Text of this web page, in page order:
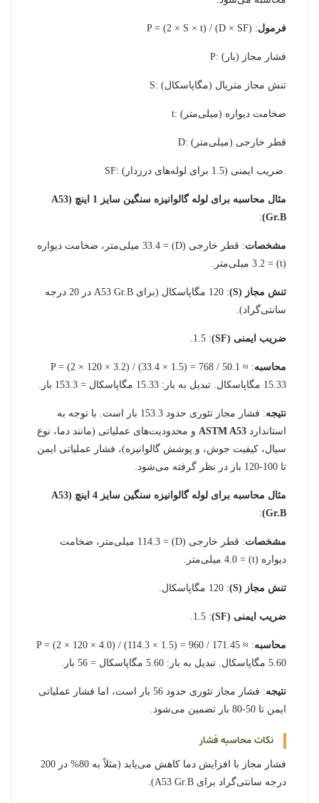
فرمول: P = (2 × S × t) / (D × SF)
P: فشار مجاز (بار)
S: تنش مجاز متریال (مگاپاسکال)
t: ضخامت دیواره (میلی‌متر)
D: قطر خارجی (میلی‌متر)
SF: ضریب ایمنی (1.5 برای لوله‌های درزدار).
مثال محاسبه برای لوله گالوانیزه سنگین سایز 1 اینچ (A53
Gr.B)
:
مشخصات
: قطر خارجی (D) = 33.4 میلی‌متر، ضخامت دیواره
(t) = 3.2 میلی‌متر.
تنش مجاز (S)
: 120 مگاپاسکال (برای A53 Gr.B در 20 درجه
سانتی‌گراد).
ضریب ایمنی (SF) : 1.5.
محاسبه
: P = (2 × 120 × 3.2) / (33.4 × 1.5) = 768 / 50.1 ≈
15.33 مگاپاسکال. تبدیل به بار: 15.33 مگاپاسکال = 153.3 بار.
نتیجه
: فشار مجاز تئوری حدود 153.3 بار است. با توجه به
استاندارد ASTM A53 و محدودیت‌های عملیاتی (مانند دما، نوع
سیال، کیفیت جوش، و پوشش گالوانیزه)، فشار عملیاتی ایمن
تا 100-120 بار در نظر گرفته می‌شود.
مثال محاسبه برای لوله گالوانیزه سنگین سایز 4 اینچ (A53
Gr.B)
:
مشخصات
: قطر خارجی (D) = 114.3 میلی‌متر، ضخامت
دیواره (t) = 4.0 میلی‌متر.
تنش مجاز (S) : 120 مگاپاسکال.
ضریب ایمنی (SF) : 1.5.
محاسبه
: P = (2 × 120 × 4.0) / (114.3 × 1.5) = 960 / 171.45 ≈
5.60 مگاپاسکال. تبدیل به بار: 5.60 مگاپاسکال = 56 بار.
نتیجه
: فشار مجاز تئوری حدود 56 بار است، اما فشار عملیاتی
ایمن تا 50-80 بار تضمین می‌شود.
نکات محاسبه فشار
فشار مجاز با افزایش دما کاهش می‌یابد (مثلاً به 80% در 200
درجه سانتی‌گراد برای A53 Gr.B).